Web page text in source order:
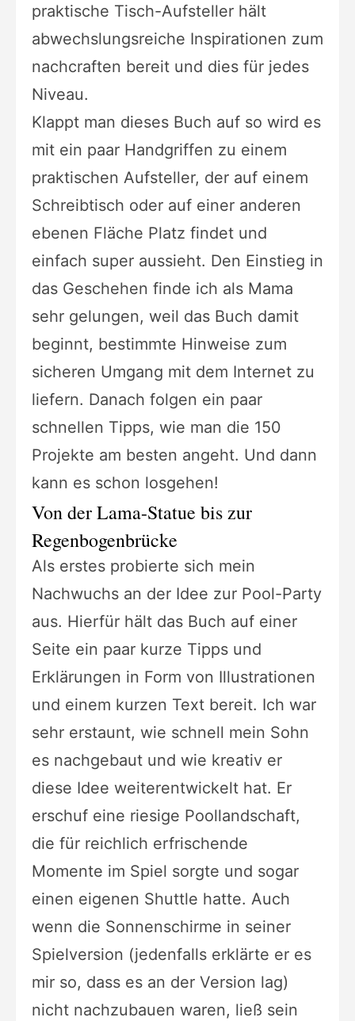
praktische Tisch-Aufsteller hält
abwechslungsreiche Inspirationen zum
nachcraften bereit und dies für jedes
Niveau.
Klappt man dieses Buch auf so wird es
mit ein paar Handgriffen zu einem
praktischen Aufsteller, der auf einem
Schreibtisch oder auf einer anderen
ebenen Fläche Platz findet und
einfach super aussieht. Den Einstieg in
das Geschehen finde ich als Mama
sehr gelungen, weil das Buch damit
beginnt, bestimmte Hinweise zum
sicheren Umgang mit dem Internet zu
liefern. Danach folgen ein paar
schnellen Tipps, wie man die 150
Projekte am besten angeht. Und dann
kann es schon losgehen!
Von der Lama-Statue bis zur
Regenbogenbrücke
Als erstes probierte sich mein
Nachwuchs an der Idee zur Pool-Party
aus. Hierfür hält das Buch auf einer
Seite ein paar kurze Tipps und
Erklärungen in Form von Illustrationen
und einem kurzen Text bereit. Ich war
sehr erstaunt, wie schnell mein Sohn
es nachgebaut und wie kreativ er
diese Idee weiterentwickelt hat. Er
erschuf eine riesige Poollandschaft,
die für reichlich erfrischende
Momente im Spiel sorgte und sogar
einen eigenen Shuttle hatte. Auch
wenn die Sonnenschirme in seiner
Spielversion (jedenfalls erklärte er es
mir so, dass es an der Version lag)
nicht nachzubauen waren, ließ sein